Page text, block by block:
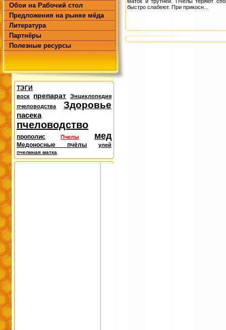
Обои на Рабочий стол
Предложения на рынке мёда
Литература
Партнёры
Полезные ресурсы
ТЭГИ
воск препарат
Энциклопедия
пчеловодства
Здоровье
пасека
пчеловодство
прополис Пчелы мед
Медоносные пчёлы улей
пчелиная матка
быстро слабеют. При прикосн...